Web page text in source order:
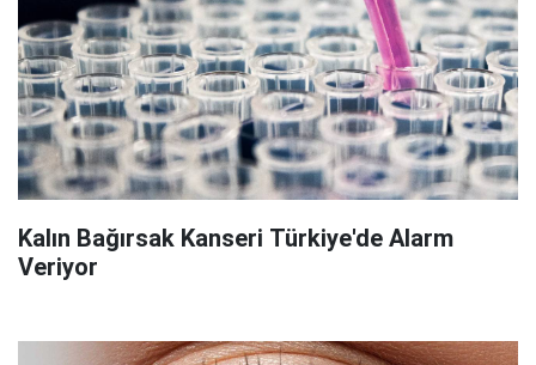
Kalın Bağırsak Kanseri Türkiye'de Alarm
Veriyor